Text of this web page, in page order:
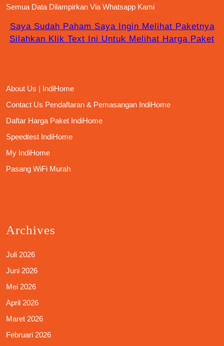
Semua Data Dilampirkan Via Whatsapp Kami
Saya Sudah Paham Saya Ingin Melihat Paketnya
Silahkan Klik Text Ini Untuk Melihat Harga Paket
About Us | IndiHome
Contact Us Pendaftaran & Pemasangan IndiHome
Daftar Harga Paket IndiHome
Speedtest IndiHome
My IndiHome
Pasang WiFi Murah
Archives
Juli 2026
Juni 2026
Mei 2026
April 2026
Maret 2026
Februari 2026